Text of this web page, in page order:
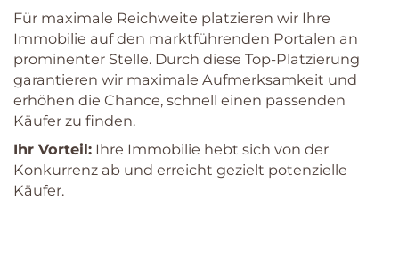
Für maximale Reichweite platzieren wir Ihre
Immobilie auf den marktführenden Portalen an
prominenter Stelle. Durch diese Top-Platzierung
garantieren wir maximale Aufmerksamkeit und
erhöhen die Chance, schnell einen passenden
Käufer zu finden.
Ihr Vorteil: Ihre Immobilie hebt sich von der
Konkurrenz ab und erreicht gezielt potenzielle
Käufer.